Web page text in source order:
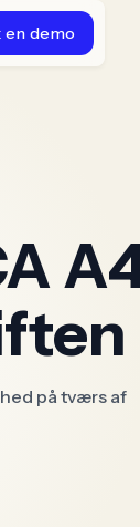
en demo
på tværs af